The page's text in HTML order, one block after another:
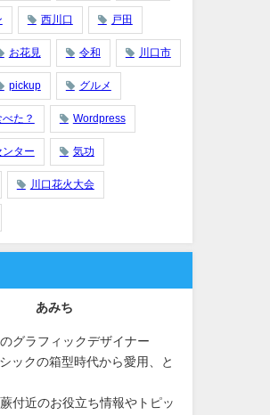
西川口 戸田
お花見 令和 川口市
pickup グルメ
た？ Wordpress
ンター 気功
川口花火大会
あみち
グラフィックデザイナー
ックの箱型時代から愛用、と
付近のお役立ち情報やトピッ